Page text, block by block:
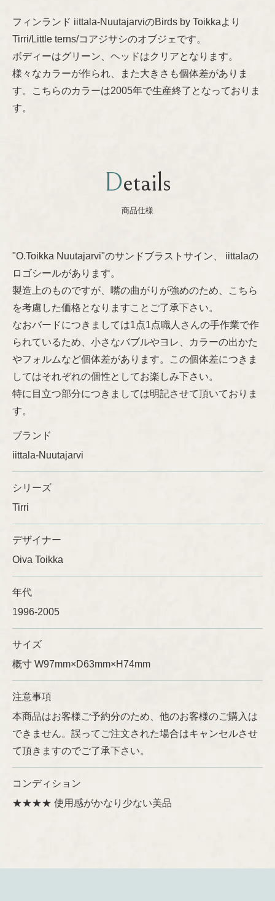
Lisa Larson
Marianne Westman
Nanny Still
Sylvia Leuchovius
Tapio Wirkkala
Timo Sarpaneva
Ulla Procopé
Shop Information
特定商取引法に基づく表記
プライバシーポリシー
フィンランド iittala-NuutajarviのBirds by Toikkaより
Tirri/Little terns/コアジサシのオブジェです。
ボディーはグリーン、ヘッドはクリアとなります。
様々なカラーが作られ、また大きさも個体差がありま
す。こちらのカラーは2005年で生産終了となっておりま
す。
Details
商品仕様
"O.Toikka Nuutajarvi"のサンドブラストサイン、 iittalaの
ロゴシールがあります。
製造上のものですが、嘴の曲がりが強めのため、こちら
を考慮した価格となりますことご了承下さい。
なおバードにつきましては1点1点職人さんの手作業で作
られているため、小さなバブルやヨレ、カラーの出かた
やフォルムなど個体差があります。この個体差につきま
してはそれぞれの個性としてお楽しみ下さい。
特に目立つ部分につきましては明記させて頂いておりま
す。
ブランド
iittala-Nuutajarvi
シリーズ
Tirri
デザイナー
Oiva Toikka
年代
1996-2005
サイズ
概寸 W97mm×D63mm×H74mm
注意事項
本商品はお客様ご予約分のため、他のお客様のご購入は
できません。誤ってご注文された場合はキャンセルさせ
て頂きますのでご了承下さい。
コンディション
★★★★ 使用感がかなり少ない美品